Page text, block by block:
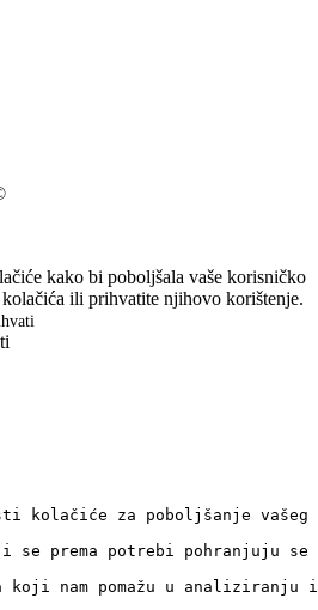
kako bi poboljšala vaše korisničko
ili prihvatite njihovo korištenje.
kolačiće za poboljšanje
se prema potrebi pohranjuju
nam pomažu u